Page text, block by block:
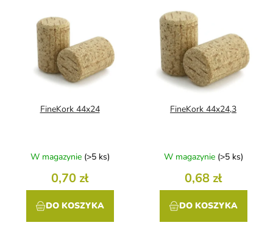
FineKork 44x24
W magazynie (>5 ks)
0,70 zł
DO KOSZYKA
FineKork 44x24,3
W magazynie (>5 ks)
0,68 zł
DO KOSZYKA